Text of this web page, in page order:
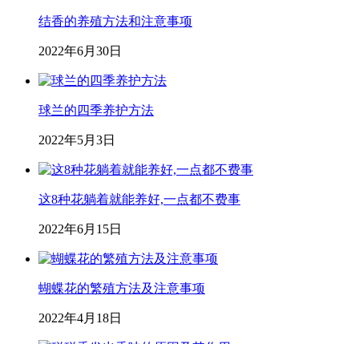
结香的养殖方法和注意事项
2022年6月30日
球兰的四季养护方法
2022年5月3日
这8种花躺着就能养好,一点都不费事
2022年6月15日
蝴蝶花的繁殖方法及注意事项
2022年4月18日